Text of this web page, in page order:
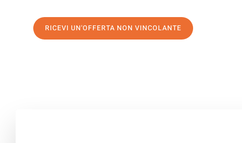
RICEVI UN'OFFERTA NON VINCOLANTE